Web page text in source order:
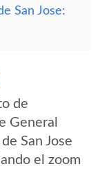
San Jose:
de
General
San Jose
el zoom